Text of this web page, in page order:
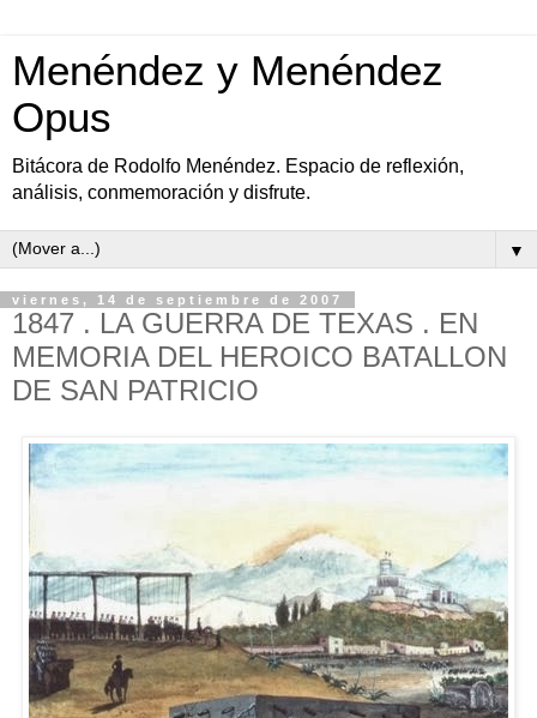
Menéndez y Menéndez
Opus
Bitácora de Rodolfo Menéndez. Espacio de reflexión,
análisis, conmemoración y disfrute.
▼
viernes, 14 de septiembre de 2007
1847 . LA GUERRA DE TEXAS . EN
MEMORIA DEL HEROICO BATALLON
DE SAN PATRICIO